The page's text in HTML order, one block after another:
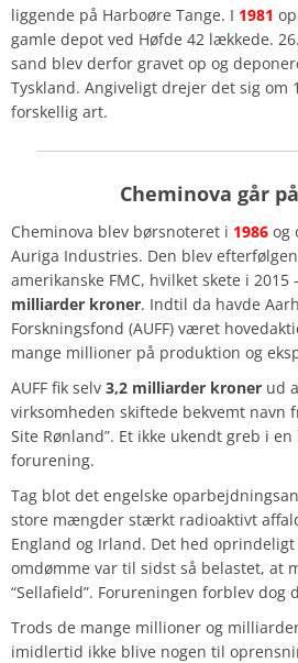
liggende på Harboøre Tange. I 1981
gamle depot ved Høfde 42 lækkede.
sand blev derfor gravet op og
Tyskland. Angiveligt drejer det sig om
forskellig art.
Cheminova går
Cheminova blev børsnoteret i 1986 og
Auriga Industries. Den blev
amerikanske FMC, hvilket skete i 2015
milliarder kroner. Indtil da havde
Forskningsfond (AUFF) været
mange millioner på produktion og
AUFF fik selv 3,2 milliarder kroner ud
virksomheden skiftede bekvemt navn
Site Rønland”. Et ikke ukendt greb i
forurening.
Tag blot det engelske
store mængder stærkt radioaktivt
England og Irland. Det hed oprindeligt
omdømme var til sidst så belastet, at
“Sellafield”. Forureningen forblev dog
Trods de mange millioner og
imidlertid ikke blive nogen til